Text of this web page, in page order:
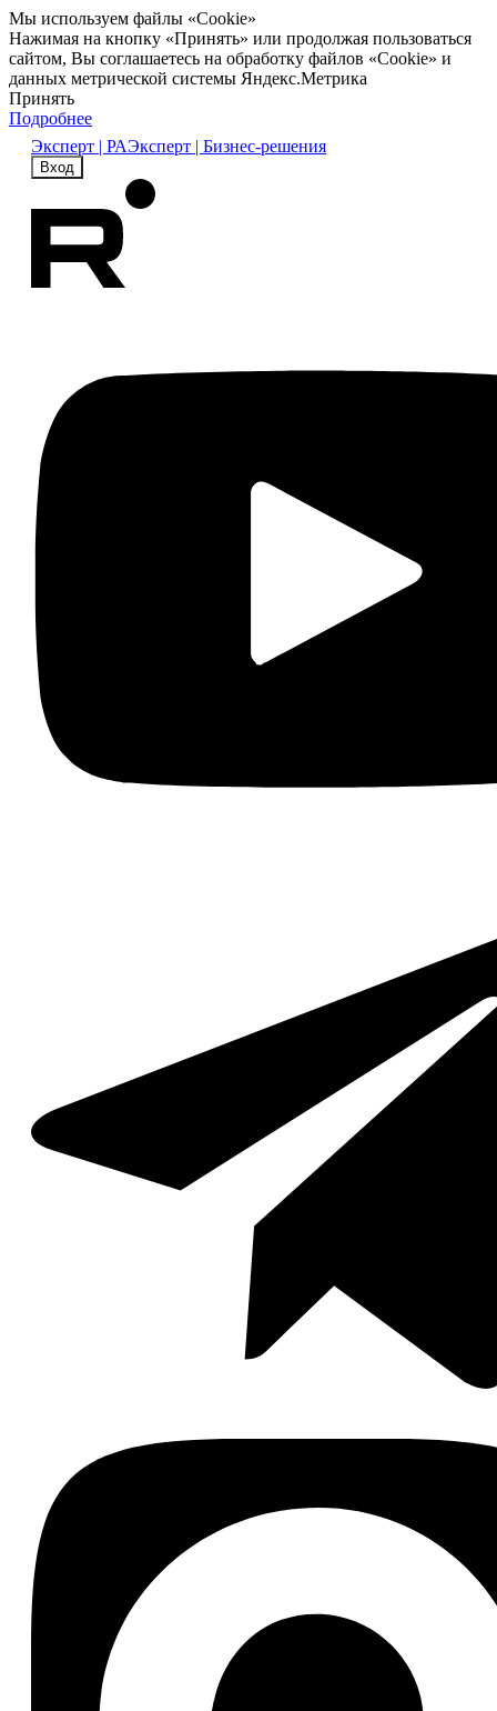
Мы используем файлы «Cookie»
Нажимая на кнопку «Принять» или продолжая пользоваться
сайтом, Вы соглашаетесь на обработку файлов «Cookie» и
данных метрической системы Яндекс.Метрика
Принять
Подробнее
Эксперт | РАЭксперт | Бизнес-решения
Вход